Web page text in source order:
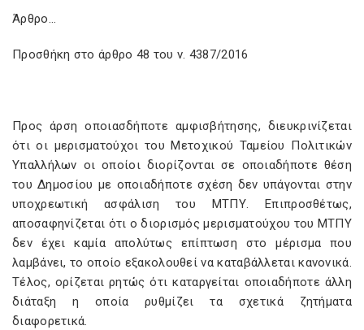
Άρθρο…
Προσθήκη στο άρθρο 48 του ν. 4387/2016
Προς άρση οποιασδήποτε αμφισβήτησης, διευκρινίζεται
ότι οι μερισματούχοι του Μετοχικού Ταμείου Πολιτικών
Υπαλλήλων οι οποίοι διορίζονται σε οποιαδήποτε θέση
του Δημοσίου με οποιαδήποτε σχέση δεν υπάγονται στην
υποχρεωτική ασφάλιση του ΜΤΠΥ. Επιπροσθέτως,
αποσαφηνίζεται ότι ο διορισμός μερισματούχου του ΜΤΠΥ
δεν έχει καμία απολύτως επίπτωση στο μέρισμα που
λαμβάνει, το οποίο εξακολουθεί να καταβάλλεται κανονικά.
Τέλος, ορίζεται ρητώς ότι καταργείται οποιαδήποτε άλλη
διάταξη η οποία ρυθμίζει τα σχετικά ζητήματα
διαφορετικά.